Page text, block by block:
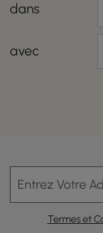
dans
avec
Entrez Votre
Termes et